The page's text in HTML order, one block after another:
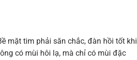
mặt tim phải săn chắc, đàn hồi tốt khi
có mùi hôi lạ, mà chỉ có mùi đặc